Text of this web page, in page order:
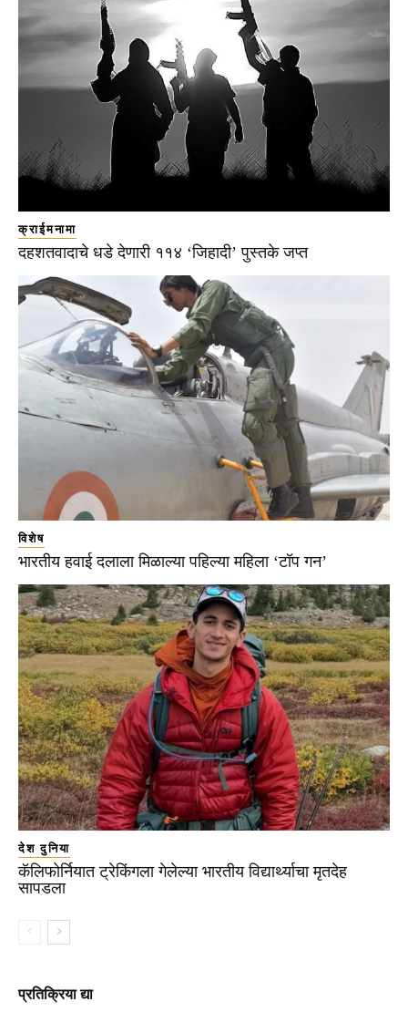
क्राईमनामा
दहशतवादाचे धडे देणारी ११४ ‘जिहादी’ पुस्तके जप्त
विशेष
भारतीय हवाई दलाला मिळाल्या पहिल्या महिला ‘टॉप गन’
देश दुनिया
कॅलिफोर्नियात ट्रेकिंगला गेलेल्या भारतीय विद्यार्थ्याचा मृतदेह
सापडला
प्रतिक्रिया द्या